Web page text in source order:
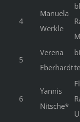
4
Manuela
Werkle
5
Verena
Eberhardt
6
Yannis
Nitsche*